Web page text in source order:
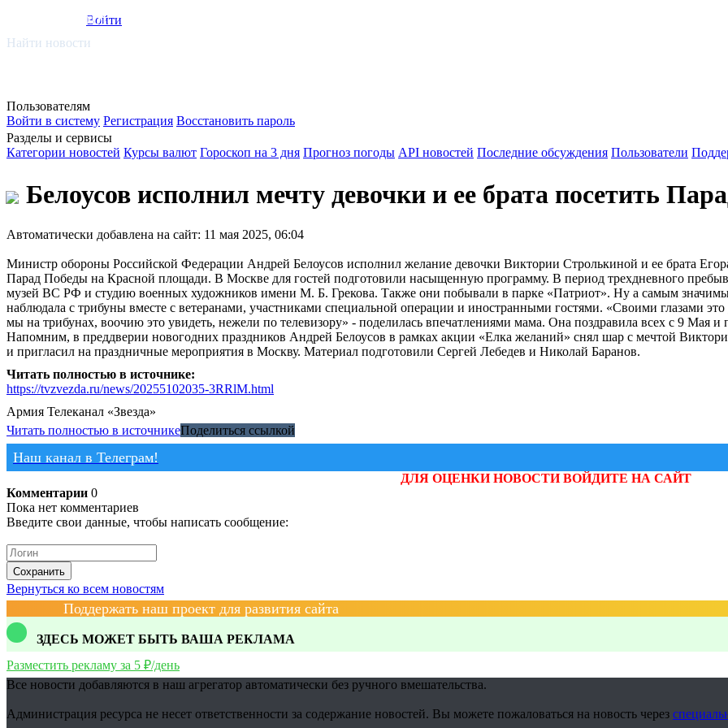
smi.mobi
Войти
Найти новости
Пользователям
Войти в систему Регистрация Восстановить пароль
Разделы и сервисы
Категории новостей Курсы валют Гороскоп на 3 дня Прогноз погоды API новостей Последние обсуждения Пользователи
Белоусов исполнил мечту девочки и ее брата посетить
Автоматически добавлена на сайт: 11 мая 2025, 06:04
Министр обороны Российской Федерации Андрей Белоусов исполнил желание девочки Виктории Стролькиной и ее брата
Парад Победы на Красной площади. В Москве для гостей подготовили насыщенную программу. В период трехдневного
музей ВС РФ и студию военных художников имени М. Б. Грекова. Также они побывали в парке «Патриот». Ну а самым
наблюдала с трибуны вместе с ветеранами, участниками специальной операции и иностранными гостями. «Своими глазами это
мы на трибунах, воочию это увидеть, нежели по телевизору» - поделилась впечатлениями мама. Она поздравила всех с 9 Мая и
Напомним, в преддверии новогодних праздников Андрей Белоусов в рамках акции «Елка желаний» снял шар с мечтой
и пригласил на праздничные мероприятия в Москву. Материал подготовили Сергей Лебедев и Николай Баранов.
Читать полностью в источнике:
https://tvzvezda.ru/news/20255102035-3RRlM.html
Армия Телеканал «Звезда»
Читать полностью в источникеПоделиться ссылкой
Наш канал в Телеграм!
ДЛЯ ОЦЕНКИ НОВОСТИ ВОЙДИТЕ НА САЙТ
Комментарии 0
Пока нет комментариев
Введите свои данные, чтобы написать сообщение:
Сохранить
Вернуться ко всем новостям
Поддержать наш проект для развития сайта
ЗДЕСЬ МОЖЕТ БЫТЬ ВАША РЕКЛАМА
Разместить рекламу за 5 ₽/день
Все новости добавляются в наш агрегатор автоматически без ручного вмешательства.
Администрация ресурса не несет ответственности за содержание новостей. Вы можете пожаловаться на новость через